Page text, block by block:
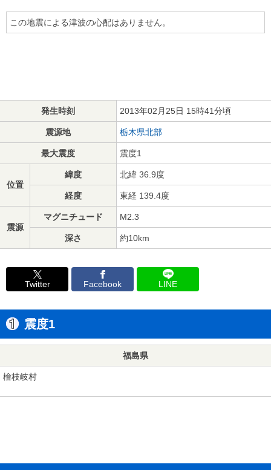
この地震による津波の心配はありません。
発生時刻 2013年02月25日 15時41分頃
震源地 栃木県北部
最大震度 震度1
位置
緯度 北緯 36.9度
経度 東経 139.4度
震源
マグニチュード M2.3
深さ 約10km
Twitter Facebook LINE
震度1
福島県
檜枝岐村